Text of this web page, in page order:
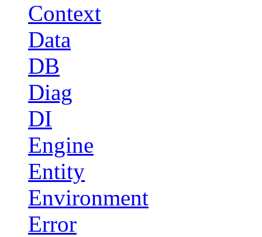
Context
Data
DB
Diag
DI
Engine
Entity
Environment
Error